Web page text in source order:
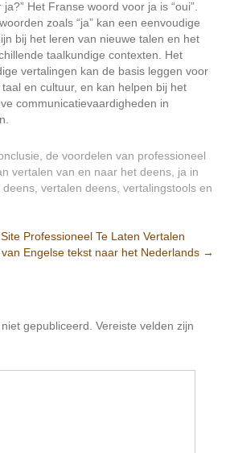
Het Franse woord voor ja is “oui”.
zoals “ja” kan een eenvoudige
bij het leren van nieuwe talen en het
taalkundige contexten. Het
vertalingen kan de basis leggen voor
en cultuur, en kan helpen bij het
communicatievaardigheden in
de voordelen van professioneel
vertalen van en naar het deens ja in
deens vertalen deens vertalingstools en
Professioneel Te Laten Vertalen
Engelse tekst naar het Nederlands →
gepubliceerd. Vereiste velden zijn